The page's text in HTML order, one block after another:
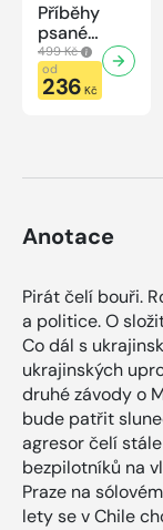
Příběhy
psané
modrou
krví
499 Kč
od
236 Kč
Anotace
Pirát čelí bouři.
a politice. O
Co dál s
ukrajinských
druhé závody o
bude patřit
agresor čelí
bezpilotníků na
Praze na
lety se v Chile